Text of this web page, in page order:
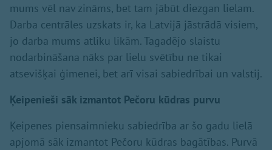
mums vēl nav zināms, bet tam jābūt diezgan lielam.
Darba centrāles uzskats ir, ka Latvijā jāstrādā visiem,
jo darba mums atliku likām. Tagadējo slaistu
nodarbināšana nāks par lielu svētību ne tikai
atsevišķai ģimenei, bet arī visai sabiedrībai un valstij.
Ķeipenieši sāk izmantot Pečoru kūdras purvu
Ķeipenes piensaimnieku sabiedrība ar šo gadu lielā
apjomā sāk izmantot Pečoru kūdras bagātības. Purvā